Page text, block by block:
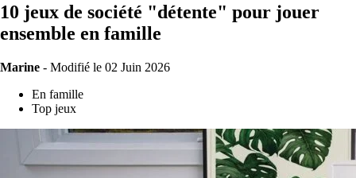
10 jeux de société "détente" pour jouer
ensemble en famille
Marine - Modifié le 02 Juin 2026
En famille
Top jeux